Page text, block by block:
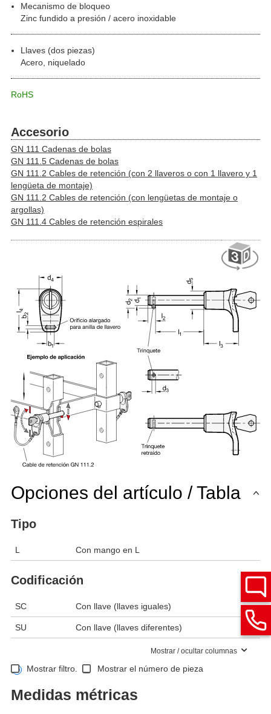
Mecanismo de bloqueo
Zinc fundido a presión / acero inoxidable
Llaves (dos piezas)
Acero, niquelado
RoHS
Accesorio
GN 111 Cadenas de bolas
GN 111.5 Cadenas de bolas
GN 111.2 Cables de retención (con 2 llaveros o con 1 llavero y 1
lengüeta de montaje)
GN 111.2 Cables de retención (con lengüetas de montaje o
argollas)
GN 111.4 Cables de retención espirales
Opciones del artículo / Tabla
Tipo
L Con mango en L
Codificación
SC Con llave (llaves iguales)
SU Con llave (llaves diferentes)
Mostrar / ocultar columnas
Mostrar filtro. Mostrar el número de pieza
Medidas métricas